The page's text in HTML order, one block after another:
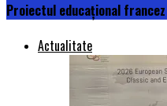
Proiectul educațional
Actualitate